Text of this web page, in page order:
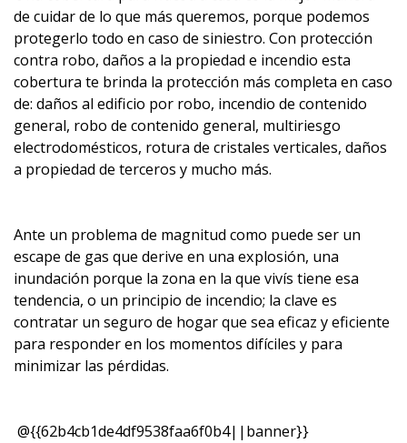
de cuidar de lo que más queremos, porque podemos
protegerlo todo en caso de siniestro. Con protección
contra robo, daños a la propiedad e incendio esta
cobertura te brinda la protección más completa en caso
de: daños al edificio por robo, incendio de contenido
general, robo de contenido general, multiriesgo
electrodomésticos, rotura de cristales verticales, daños
a propiedad de terceros y mucho más.
Ante un problema de magnitud como puede ser un
escape de gas que derive en una explosión, una
inundación porque la zona en la que vivís tiene esa
tendencia, o un principio de incendio; la clave es
contratar un seguro de hogar que sea eficaz y eficiente
para responder en los momentos difíciles y para
minimizar las pérdidas.
@{{62b4cb1de4df9538faa6f0b4||banner}}